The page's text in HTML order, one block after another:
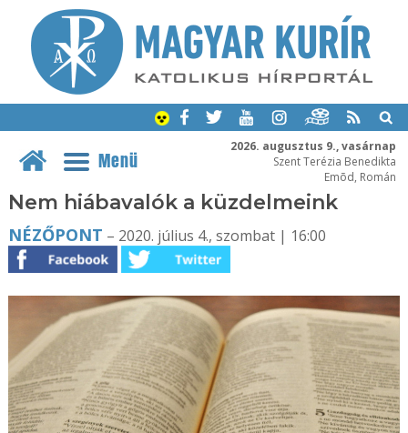
2026. augusztus 9., vasárnap
Szent Terézia Benedikta
Emõd, Román
Menü
Nem hiábavalók a küzdelmeink
NÉZŐPONT – 2020. július 4., szombat | 16:00